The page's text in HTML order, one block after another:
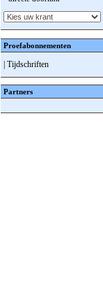
Proefabonnementen
| Tijdschriften
Partners